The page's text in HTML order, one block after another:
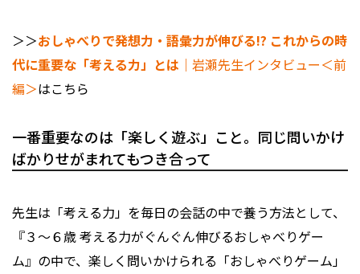
＞＞おしゃべりで発想力・語彙力が伸びる!? これからの時
代に重要な「考える力」とは ｜岩瀬先生インタビュー＜前
編＞はこちら
一番重要なのは「楽しく遊ぶ」こと。同じ問いかけ
ばかりせがまれてもつき合って
――先生は「考える力」を毎日の会話の中で養う方法として、
『３～６歳 考える力がぐんぐん伸びるおしゃべりゲー
ム』の中で、楽しく問いかけられる「おしゃべりゲーム」